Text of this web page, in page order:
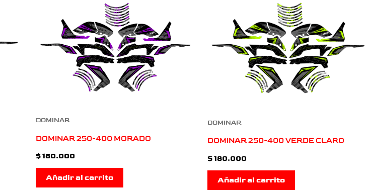
DOMINAR
DOMINAR 250-400 MORADO
$180.000
Añadir al carrito
DOMINAR
DOMINAR 250-400 VERDE CLARO
$180.000
Añadir al carrito